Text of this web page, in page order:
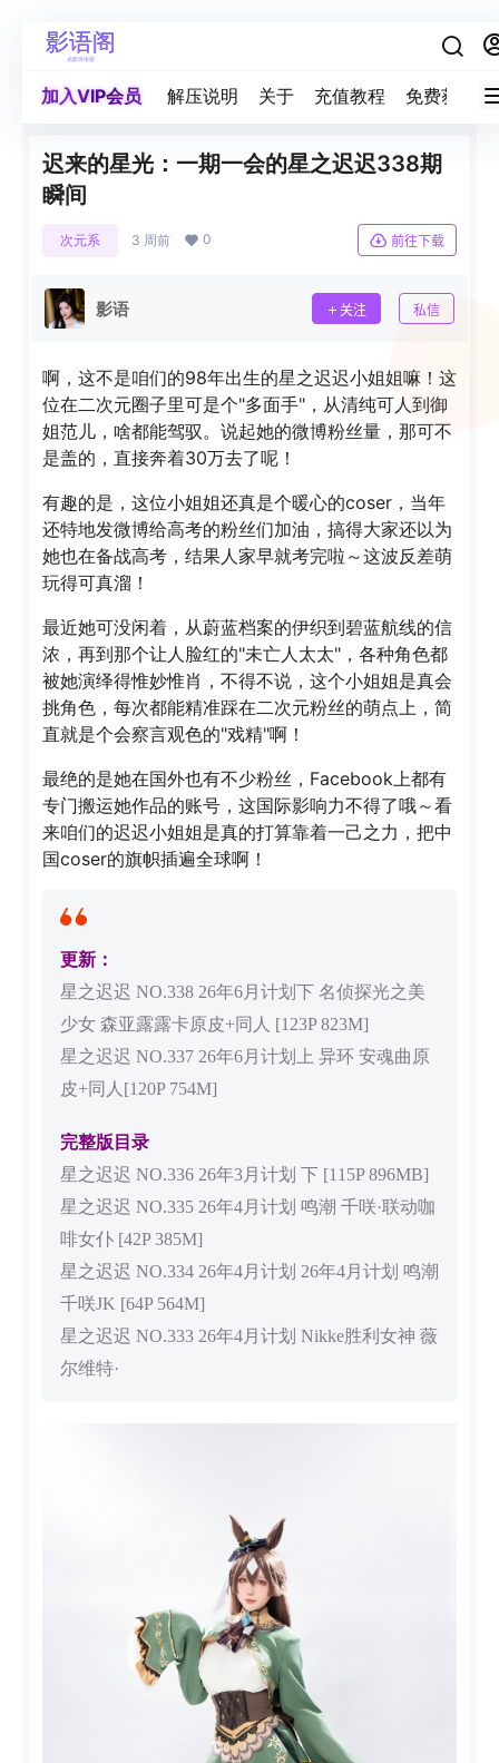
加入VIP会员 解压说明 关于 充值教程 免费获取积
迟来的星光：一期一会的星之迟迟338期
瞬间
次元系 3 周前 0 前往下载
影语 关注 私信
啊，这不是咱们的98年出生的星之迟迟小姐姐嘛！这
位在二次元圈子里可是个"多面手"，从清纯可人到御
姐范儿，啥都能驾驭。说起她的微博粉丝量，那可不
是盖的，直接奔着30万去了呢！
有趣的是，这位小姐姐还真是个暖心的coser，当年
还特地发微博给高考的粉丝们加油，搞得大家还以为
她也在备战高考，结果人家早就考完啦～这波反差萌
玩得可真溜！
最近她可没闲着，从蔚蓝档案的伊织到碧蓝航线的信
浓，再到那个让人脸红的"未亡人太太"，各种角色都
被她演绎得惟妙惟肖，不得不说，这个小姐姐是真会
挑角色，每次都能精准踩在二次元粉丝的萌点上，简
直就是个会察言观色的"戏精"啊！
最绝的是她在国外也有不少粉丝，Facebook上都有
专门搬运她作品的账号，这国际影响力不得了哦～看
来咱们的迟迟小姐姐是真的打算靠着一己之力，把中
国coser的旗帜插遍全球啊！
更新：
星之迟迟 NO.338 26年6月计划下 名侦探光之美
少女 森亚露露卡原皮+同人 [123P 823M]
星之迟迟 NO.337 26年6月计划上 异环 安魂曲原
皮+同人[120P 754M]
完整版目录
星之迟迟 NO.336 26年3月计划 下 [115P 896MB]
星之迟迟 NO.335 26年4月计划 鸣潮 千咲·联动咖
啡女仆 [42P 385M]
星之迟迟 NO.334 26年4月计划 26年4月计划 鸣潮
千咲JK [64P 564M]
星之迟迟 NO.333 26年4月计划 Nikke胜利女神 薇
尔维特·